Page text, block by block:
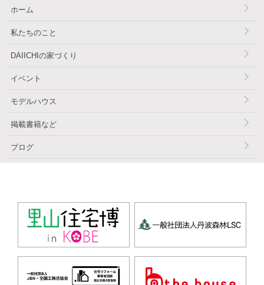
ホーム
私たちのこと
DAIICHIの家づくり
イベント
モデルハウス
掲載書籍など
ブログ